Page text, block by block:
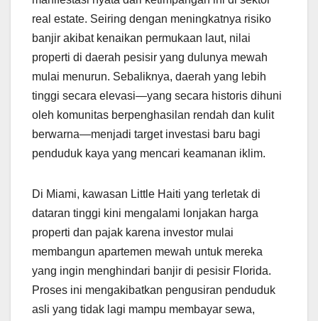
real estate. Seiring dengan meningkatnya risiko
banjir akibat kenaikan permukaan laut, nilai
properti di daerah pesisir yang dulunya mewah
mulai menurun. Sebaliknya, daerah yang lebih
tinggi secara elevasi—yang secara historis dihuni
oleh komunitas berpenghasilan rendah dan kulit
berwarna—menjadi target investasi baru bagi
penduduk kaya yang mencari keamanan iklim.
Di Miami, kawasan Little Haiti yang terletak di
dataran tinggi kini mengalami lonjakan harga
properti dan pajak karena investor mulai
membangun apartemen mewah untuk mereka
yang ingin menghindari banjir di pesisir Florida.
Proses ini mengakibatkan pengusiran penduduk
asli yang tidak lagi mampu membayar sewa,